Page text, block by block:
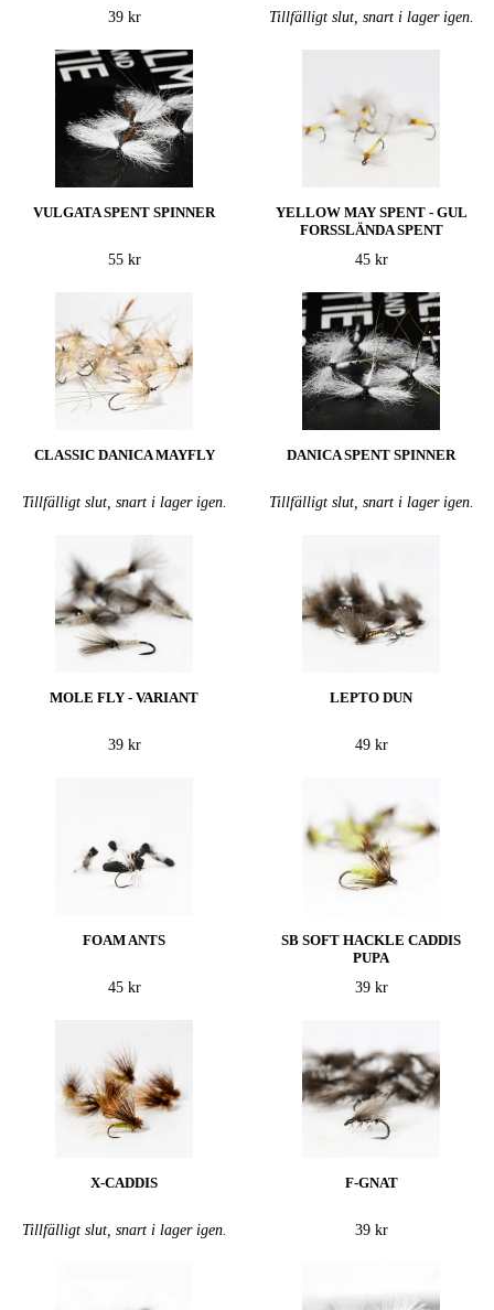
39 kr
Tillfälligt slut, snart i lager igen.
VULGATA SPENT SPINNER
55 kr
YELLOW MAY SPENT - GUL
FORSSLÄNDA SPENT
45 kr
CLASSIC DANICA MAYFLY
Tillfälligt slut, snart i lager igen.
DANICA SPENT SPINNER
Tillfälligt slut, snart i lager igen.
MOLE FLY - VARIANT
39 kr
LEPTO DUN
49 kr
FOAM ANTS
45 kr
SB SOFT HACKLE CADDIS
PUPA
39 kr
X-CADDIS
Tillfälligt slut, snart i lager igen.
F-GNAT
39 kr